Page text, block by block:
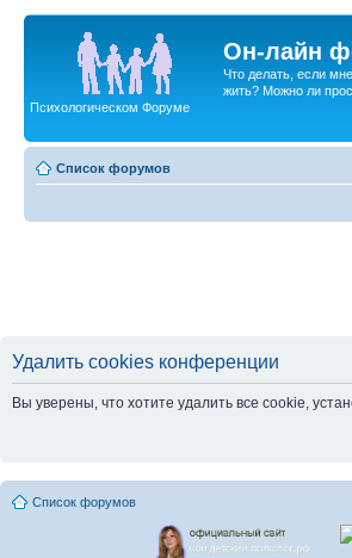
Он-лайн
Что делать, если
жить? Можно ли
Психологическом Форуме
Список форумов
Удалить cookies конференции
Вы уверены, что хотите удалить все cookie,
Список форумов